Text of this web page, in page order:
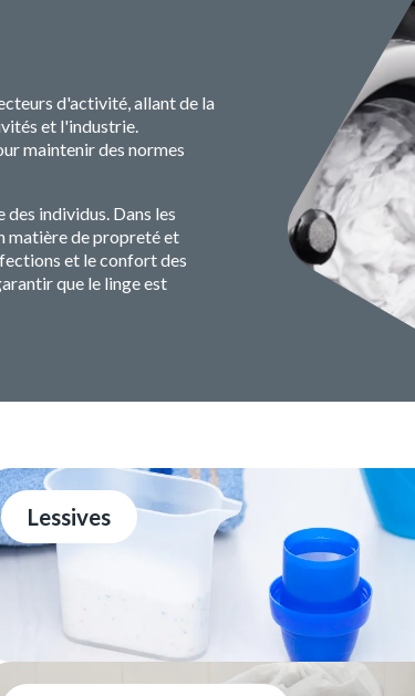
d'activité, allant de la
et l'industrie.
maintenir des normes
des individus. Dans les
matière de propreté et
et le confort des
que le linge est
Lessives